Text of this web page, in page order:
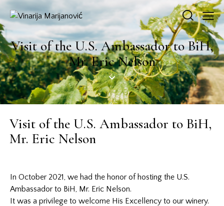
Visit of the U.S. Ambassador to BiH,
Mr. Eric Nelson
Visit of the U.S. Ambassador to BiH,
Mr. Eric Nelson
In October 2021, we had the honor of hosting the U.S.
Ambassador to BiH, Mr. Eric Nelson.
It was a privilege to welcome His Excellency to our winery.